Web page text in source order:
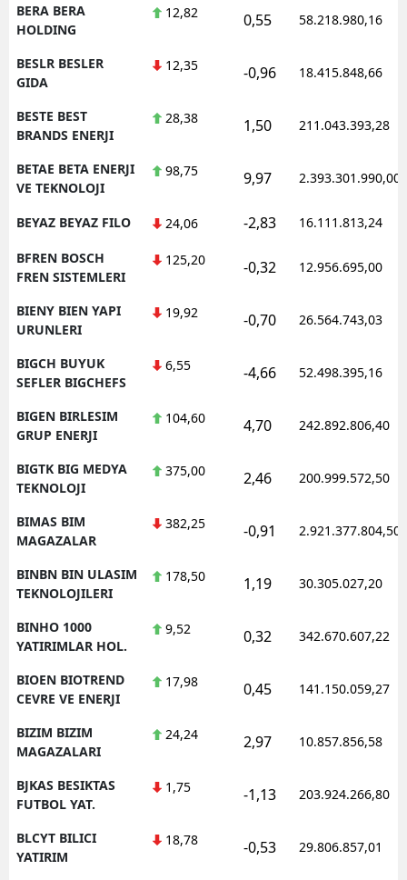
BERA BERA
HOLDING
12,82 0,55 58.218.980,16
BESLR BESLER
GIDA
12,35 -0,96 18.415.848,66
BESTE BEST
BRANDS ENERJI
28,38 1,50 211.043.393,28
BETAE BETA ENERJI
VE TEKNOLOJI
98,75 9,97 2.393.301.990,00
BEYAZ BEYAZ FILO 24,06 -2,83 16.111.813,24
BFREN BOSCH
FREN SISTEMLERI
125,20 -0,32 12.956.695,00
BIENY BIEN YAPI
URUNLERI
19,92 -0,70 26.564.743,03
BIGCH BUYUK
SEFLER BIGCHEFS
6,55 -4,66 52.498.395,16
BIGEN BIRLESIM
GRUP ENERJI
104,60 4,70 242.892.806,40
BIGTK BIG MEDYA
TEKNOLOJI
375,00 2,46 200.999.572,50
BIMAS BIM
MAGAZALAR
382,25 -0,91 2.921.377.804,50
BINBN BIN ULASIM
TEKNOLOJILERI
178,50 1,19 30.305.027,20
BINHO 1000
YATIRIMLAR HOL.
9,52 0,32 342.670.607,22
BIOEN BIOTREND
CEVRE VE ENERJI
17,98 0,45 141.150.059,27
BIZIM BIZIM
MAGAZALARI
24,24 2,97 10.857.856,58
BJKAS BESIKTAS
FUTBOL YAT.
1,75 -1,13 203.924.266,80
BLCYT BILICI
YATIRIM
18,78 -0,53 29.806.857,01